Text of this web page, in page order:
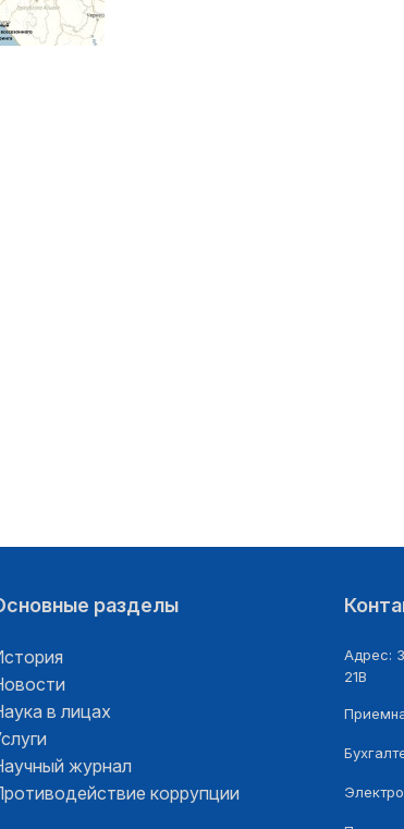
разделы
в лицах
журнал
коррупции
Адрес:
21В